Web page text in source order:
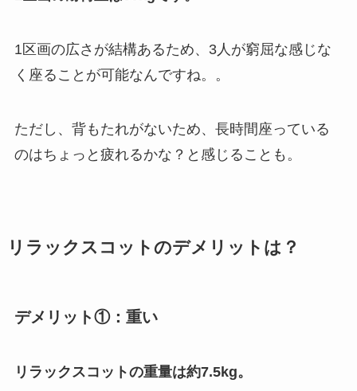
1区画の広さが結構あるため、3人が窮屈な感じな
く座ることが可能なんですね。。
ただし、背もたれがないため、長時間座っている
のはちょっと疲れるかな？と感じることも。
リラックスコットのデメリットは？
デメリット①：重い
リラックスコットの重量は約7.5kg。